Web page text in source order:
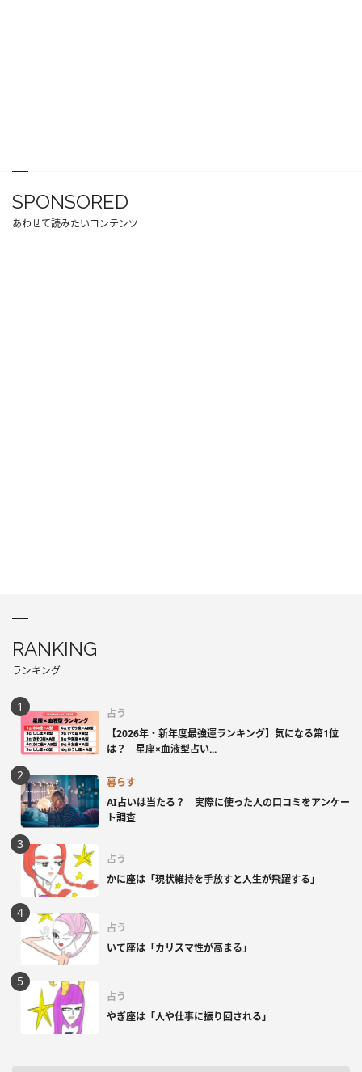
SPONSORED
あわせて読みたいコンテンツ
RANKING
ランキング
占う
【2026年・新年度最強運ランキング】気になる第1位
は？ 星座×血液型占い...
暮らす
AI占いは当たる？ 実際に使った人の口コミをアンケー
ト調査
占う
かに座は「現状維持を手放すと人生が飛躍する」
占う
いて座は「カリスマ性が高まる」
占う
やぎ座は「人や仕事に振り回される」